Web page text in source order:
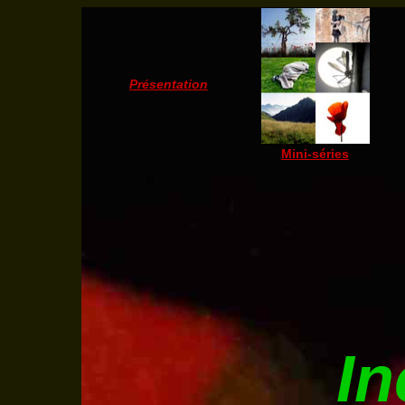
Présentation
Mini-séries